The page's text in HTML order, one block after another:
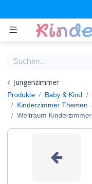
Jungenzimmer
Produkte
Baby & Kind
Kinderzimmer Themen
Weltraum Kinderzimmer